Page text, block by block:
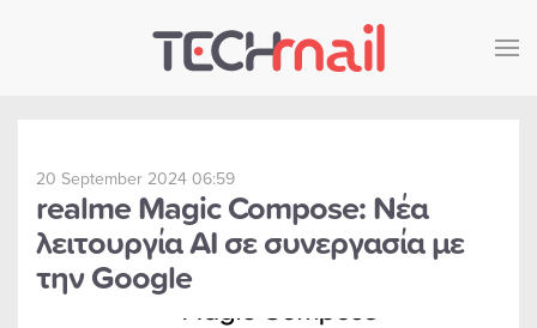
Skip to main content
20 September 2024 06:59
realme Magic Compose: Νέα
λειτουργία AI σε συνεργασία με
την Google